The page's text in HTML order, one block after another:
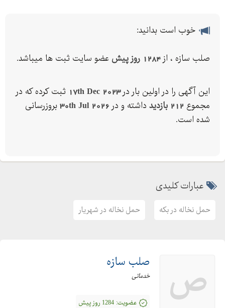
خوب است بدانید:
صلب سازه ، از 1284 روز پیش عضو سایت ثبت ها میباشد.
این آگهی را در اولین بار در17th Dec 2023 ثبت کرده که در
مجموع 212 بازدید داشته و در 30th Jul 2026 بروزرسانی
شده است.
عبارات کلیدی
حمل نخاله در بکه حمل نخاله در شهریار
ص صلب سازه
خدماتی
عضویت: 1284 روز پیش